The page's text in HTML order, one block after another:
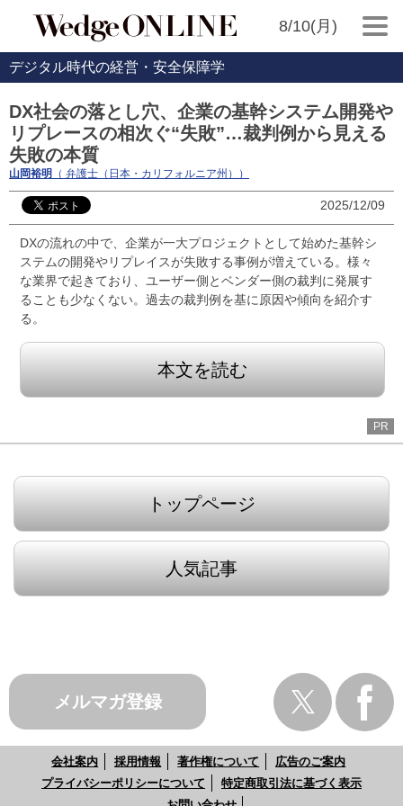
8/10(月)
デジタル時代の経営・安全保障学
DX社会の落とし穴、企業の基幹システム開発や
リプレースの相次ぐ“失敗”…裁判例から見える
失敗の本質
山岡裕明 （ 弁護士（日本・カリフォルニア州））
2025/12/09
DXの流れの中で、企業が一大プロジェクトとして始めた基幹シ
ステムの開発やリプレイスが失敗する事例が増えている。様々
な業界で起きており、ユーザー側とベンダー側の裁判に発展す
ることも少なくない。過去の裁判例を基に原因や傾向を紹介す
る。
本文を読む
PR
トップページ
人気記事
メルマガ登録
会社案内 採用情報 著作権について
広告のご案内
プライバシーポリシーについて
特定商取引法に基づく表示